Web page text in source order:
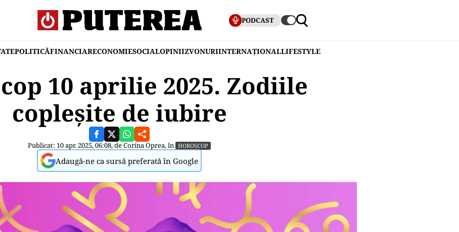
PODCAST
POLITICĂFINANCIARECONOMIESOCIALOPINIIZVONURIINTERNAȚIONALLIFESTYLE
10 aprilie 2025. Zodiile
copleșite de iubire
Publicat: 10 apr. 2025, 06:08, deCorina Oprea, în HOROSCOP
Adaugă-ne ca sursă preferată în Google